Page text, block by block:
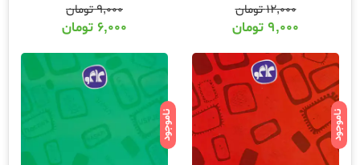
۱۲,۰۰۰تومان
۹,۰۰۰ تومان
۹,۰۰۰تومان
۶,۰۰۰ تومان
ناموجود ناموجود